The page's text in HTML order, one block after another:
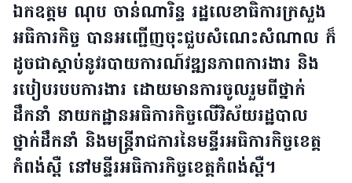
ឯកឧត្តម ណុប ចាន់ណារិន្ទ រដ្ឋលេខាធិការក្រសួង
អធិការកិច្ច បានអញ្ជើញចុះជួបសំណេះសំណាល ក៏
ដូចជាស្តាប់នូវរបាយការណ៍វឌ្ឍនភាពការងារ និង
របៀបរបបការងារ ដោយមានការចូលរួមពីថ្នាក់
ដឹកនាំ នាយកដ្ឋានអធិការកិច្ចលើវិស័យរដ្ឋបាល
ថ្នាក់ដឹកនាំ និងមន្រ្តីរាជការនៃមន្ទីរអធិការកិច្ចខេត្ត
កំពង់ស្ពឺ នៅមន្ទីរអធិការកិច្ចខេត្តកំពង់ស្ពឺ។